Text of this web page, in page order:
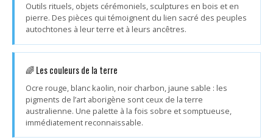
Outils rituels, objets cérémoniels, sculptures en bois et en
pierre. Des pièces qui témoignent du lien sacré des peuples
autochtones à leur terre et à leurs ancêtres.
🌈 Les couleurs de la terre
Ocre rouge, blanc kaolin, noir charbon, jaune sable : les
pigments de l’art aborigène sont ceux de la terre
australienne. Une palette à la fois sobre et somptueuse,
immédiatement reconnaissable.